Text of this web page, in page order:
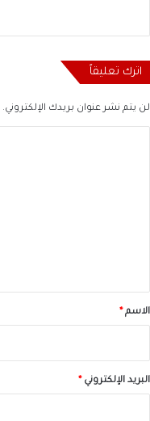
اترك تعليقاً
لن يتم نشر عنوان بريدك الإلكتروني.
*الاسم *
البريد الإلكتروني *